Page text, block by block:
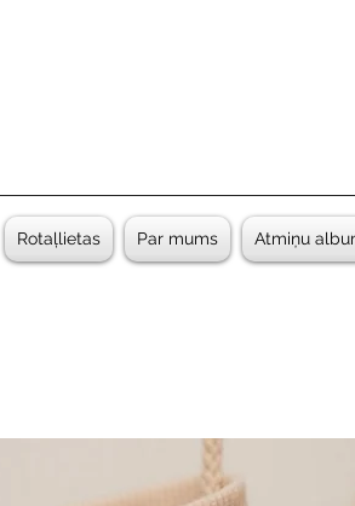
Rotaļlietas Par mums Atmiņu